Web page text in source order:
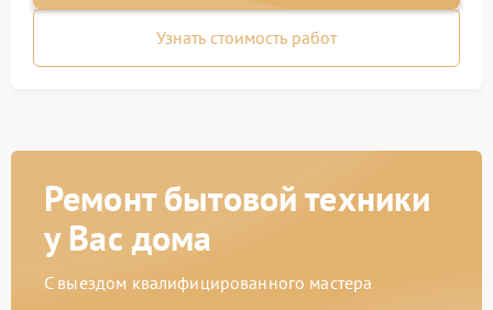
Узнать стоимость работ
Ремонт бытовой техники
у Вас дома
С выездом квалифицированного мастера